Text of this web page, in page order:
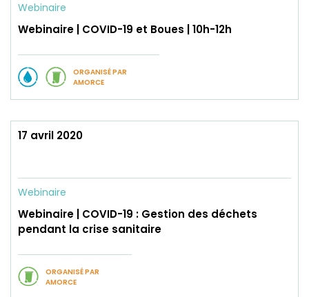
Webinaire
Webinaire | COVID-19 et Boues | 10h-12h
ORGANISÉ PAR
AMORCE
17 avril 2020
Webinaire
Webinaire | COVID-19 : Gestion des déchets
pendant la crise sanitaire
ORGANISÉ PAR
AMORCE